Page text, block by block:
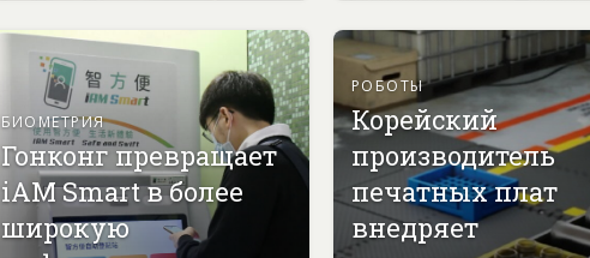
БИОМЕТРИЯ
Гонконг превращает
iAM Smart в более
широкую
РОБОТЫ
Корейский
производитель
печатных плат
внедряет